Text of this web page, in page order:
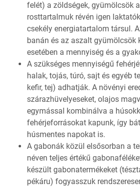
felét) a zöldségek, gyümölcsök
rosttartalmuk révén igen
csekély energiatartalom társul.
banán és az aszalt gyümölcsök
esetében a mennyiség és a
A szükséges mennyiségű
halak, tojás, túró, sajt és egyéb
kefir, tej) adhatják. A növényi
szárazhüvelyeseket, olajos
egymással kombinálva a
fehérjeforrásokat kapunk, így
húsmentes napokat is.
A gabonák közül elsősorban a
néven teljes értékű
készült gabonatermékeket
pékáru) fogyasszuk